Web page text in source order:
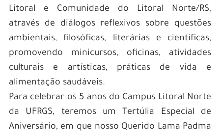
Litoral e Comunidade do Litoral Norte/RS,
através de diálogos reflexivos sobre questões
ambientais, filosóficas, literárias e científicas,
promovendo minicursos, oficinas, atividades
culturais e artísticas, práticas de vida e
alimentação saudáveis.
Para celebrar os 5 anos do Campus Litoral Norte
da UFRGS, teremos um Tertúlia Especial de
Aniversário, em que nosso Querido Lama Padma